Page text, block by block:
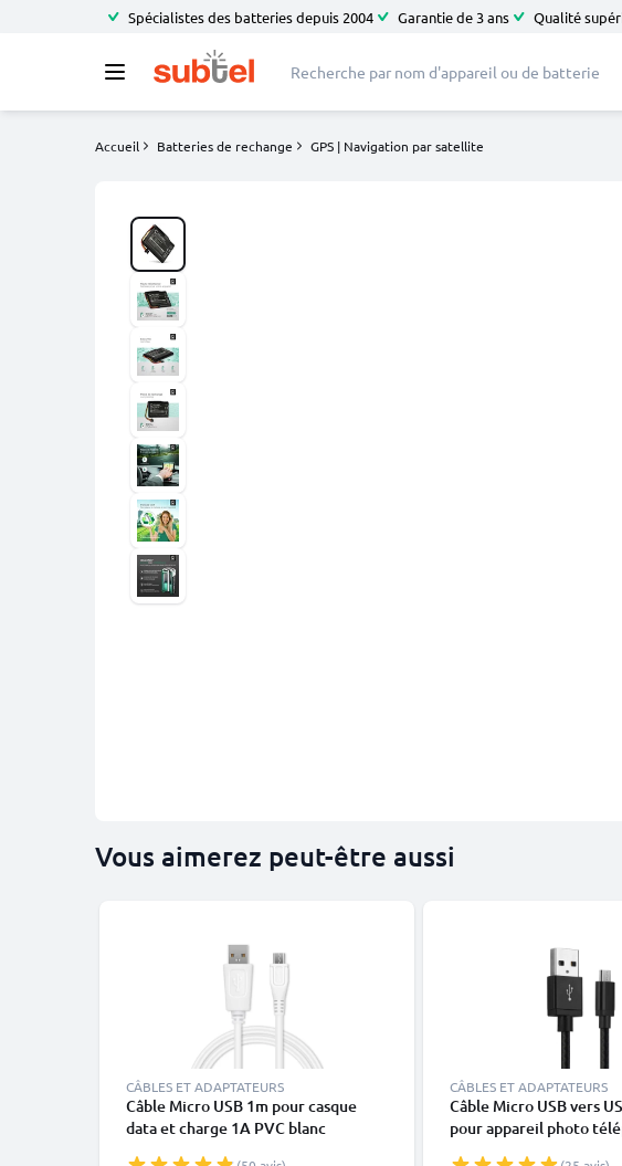
Spécialistes des batteries depuis 2004 Garantie de 3 ans Qualité
Accueil Batteries de rechange GPS | Navigation par satellite
Vous aimerez peut-être aussi
CÂBLES ET ADAPTATEURS
Câble Micro USB 1m pour casque
data et charge 1A PVC blanc
CÂBLES ET ADAPTATEURS
Câble Micro USB vers
pour appareil photo